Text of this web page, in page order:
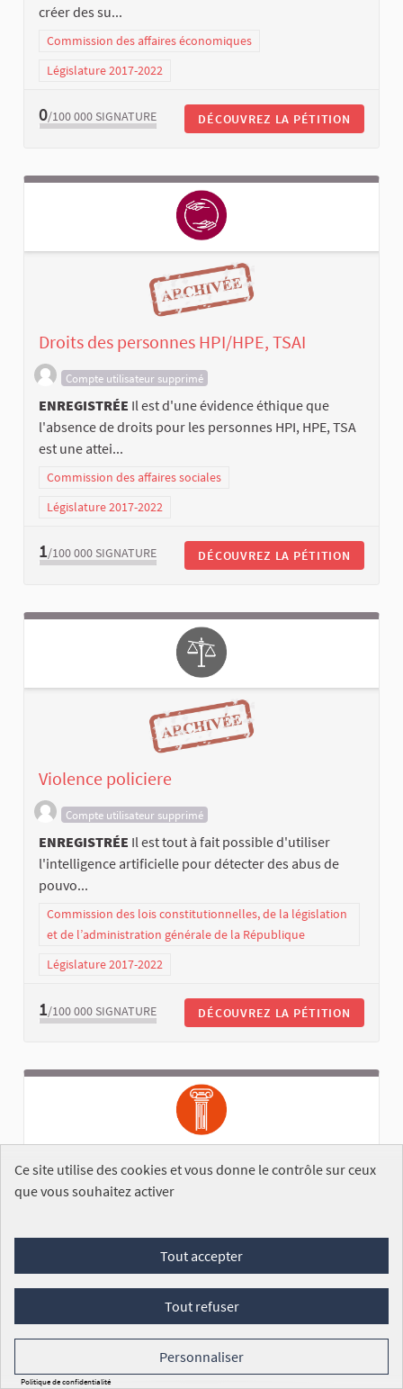
créer des su...
Commission des affaires économiques
Législature 2017-2022
0/100 000 SIGNATURE DÉCOUVREZ LA PÉTITION
Droits des personnes HPI/HPE, TSAI
Compte utilisateur supprimé
ENREGISTRÉE Il est d'une évidence éthique que
l'absence de droits pour les personnes HPI, HPE, TSA
est une attei...
Commission des affaires sociales
Législature 2017-2022
1/100 000 SIGNATURE DÉCOUVREZ LA PÉTITION
Violence policiere
Compte utilisateur supprimé
ENREGISTRÉE Il est tout à fait possible d'utiliser
l'intelligence artificielle pour détecter des abus de
pouvo...
Commission des lois constitutionnelles, de la législation
et de l’administration générale de la République
Législature 2017-2022
1/100 000 SIGNATURE DÉCOUVREZ LA PÉTITION
Fête des mères / pères : ajustement dans
l'Education Nationale
ENREGISTRÉEPour de nombreux enfants, le moment
de fabriquer le cadeau de "Fête des mères" ou "Fête
Ce site utilise des cookies et vous donne le contrôle sur ceux
que vous souhaitez activer
Tout accepter
Tout refuser
Personnaliser
Politique de confidentialité